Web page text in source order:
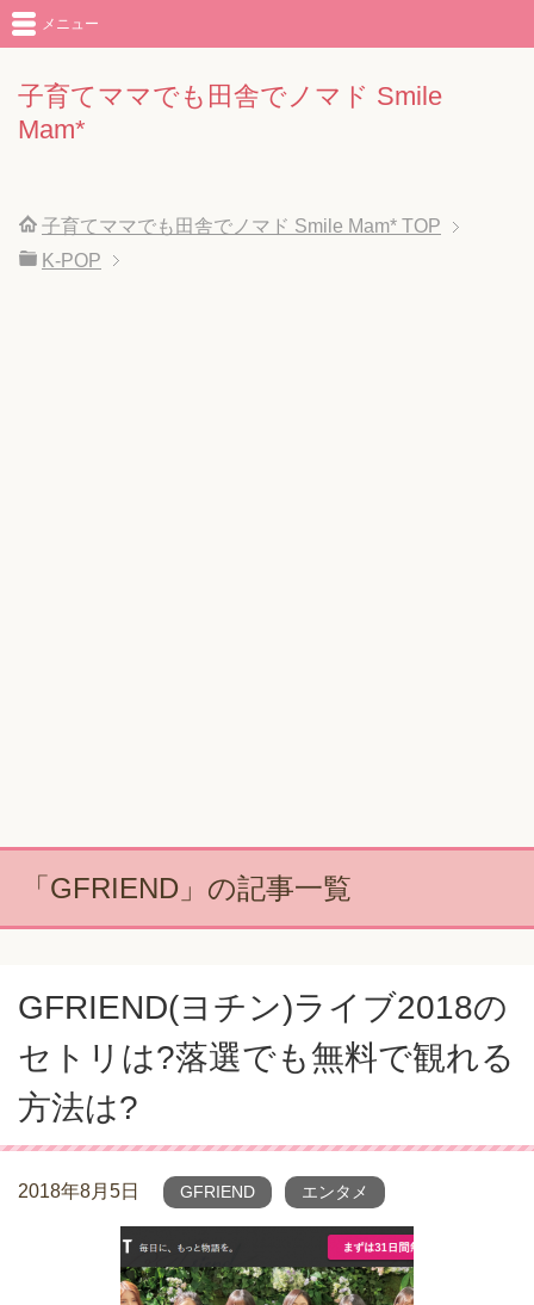
子育てママでも田舎でノマド Smile
Mam*
メニュー
子育てママでも田舎でノマド Smile Mam* TOP
K-POP
「GFRIEND」の記事一覧
GFRIEND(ヨチン)ライブ2018の
セトリは?落選でも無料で観れる
方法は?
2018年8月5日 GFRIEND エンタメ